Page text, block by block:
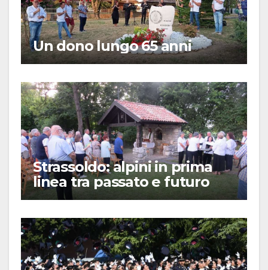
Un dono lungo 65 anni
Strassoldo: alpini in prima
linea tra passato e futuro